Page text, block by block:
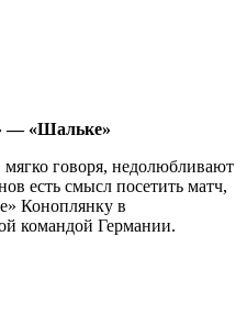
— «Шальке»
говоря, недолюбливают
есть смысл посетить матч,
Коноплянку в
командой Германии.